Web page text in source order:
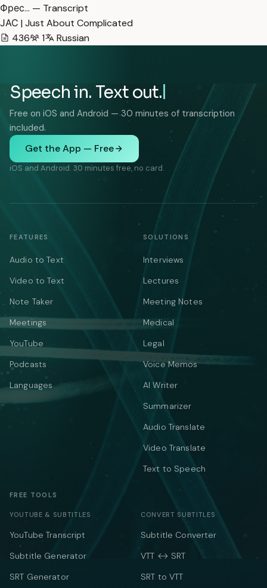
Фрес… — Transcript
ЈАС | Just About Complicated
436
1 Russian
Speech in. Text out.
Free on iOS and Android — 30 minutes of transcription
included.
Get the App — Free
iOS and Android. 30 minutes free, no card.
FEATURES
Audio to Text
Video to Text
Note Taker
Meetings
YouTube
Podcasts
Languages
SOLUTIONS
Interviews
Lectures
Meeting Notes
Medical
Legal
Voice Memos
AI Writer
Summarizer
Audio Translate
Video Translate
Text to Speech
FREE TOOLS
YOUTUBE & SUBTITLES
YouTube Transcript
Subtitle Generator
SRT Generator
CONVERT SUBTITLES
Subtitle Converter
VTT ↔ SRT
SRT to VTT